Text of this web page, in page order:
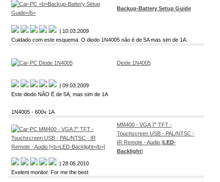
Backup-Battery Setup Guide
| 10.03.2009
Cuidado com este esquema. O diodo 1N4005 não é de 5A mas sim de 1A.
Diode 1N4005
| 09.03.2009
Este diodo NÃO É de 5A, mas sim de 1A
1N4005 - 600v 1A
MM400 - VGA 7" TFT -
Touchscreen USB - PAL/NTSC -
IR Remote - Audio [LED-
Backlight]
| 28.06.2010
Exelent monitor. For me the best